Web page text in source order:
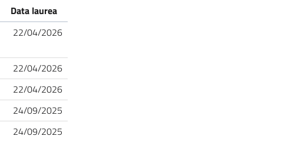
Data laurea
22/04/2026
22/04/2026
22/04/2026
24/09/2025
24/09/2025